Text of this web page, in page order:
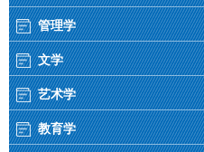
管理学
文学
艺术学
教育学